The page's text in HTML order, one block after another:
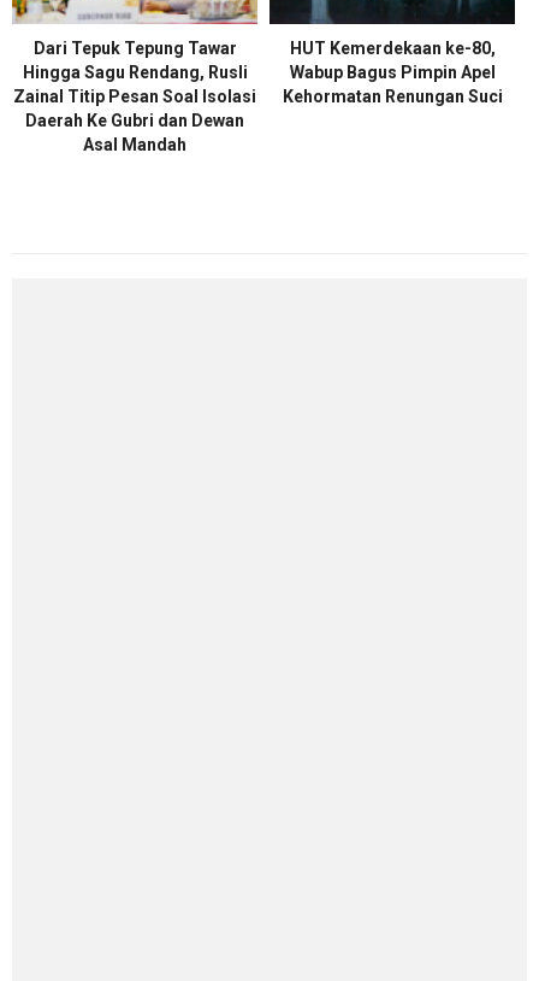
Dari Tepuk Tepung Tawar
Hingga Sagu Rendang, Rusli
Zainal Titip Pesan Soal Isolasi
Daerah Ke Gubri dan Dewan
Asal Mandah
HUT Kemerdekaan ke-80,
Wabup Bagus Pimpin Apel
Kehormatan Renungan Suci